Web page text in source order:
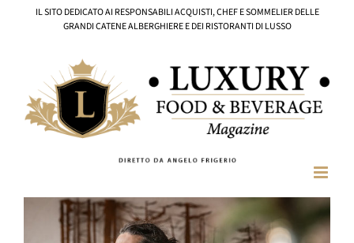
IL SITO DEDICATO AI RESPONSABILI ACQUISTI, CHEF E SOMMELIER DELLE
GRANDI CATENE ALBERGHIERE E DEI RISTORANTI DI LUSSO
Ingrandisci
immagine